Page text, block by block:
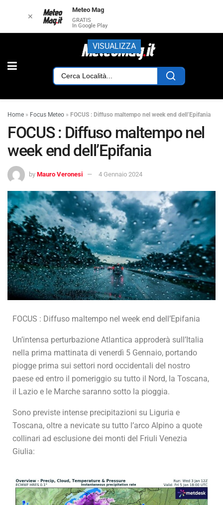
Home » Focus Meteo » FOCUS : Diffuso maltempo nel week end dell’Epifania
FOCUS : Diffuso maltempo nel
week end dell’Epifania
by Mauro Veronesi 4 Gennaio 2024
FOCUS : Diffuso maltempo nel week end dell’Epifania
Un’intensa perturbazione Atlantica approderà sull’Italia
nella prima mattinata di venerdì 5 Gennaio, portando
piogge prima sui settori nord occidentali del nostro
paese ed entro il pomeriggio su tutto il Nord, la Toscana,
il Lazio e le Marche saranno sotto la pioggia.
Sono previste intense precipitazioni su Liguria e
Toscana, oltre a nevicate su tutto l’arco Alpino a quote
collinari ad esclusione dei monti del Friuli Venezia
Giulia:
✕
Meteo Mag
GRATIS
In Google Play
VISUALIZZA